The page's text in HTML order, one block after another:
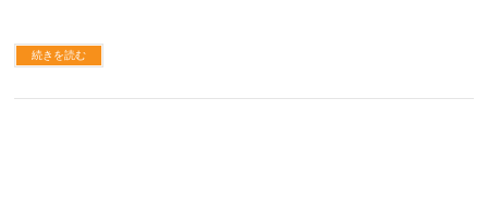
続きを読む